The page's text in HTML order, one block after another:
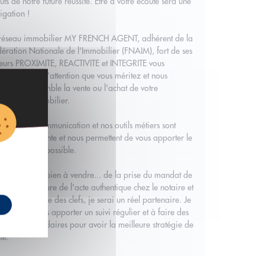
!
immobilier MY FRENCH AGENT, adhérent de la
Nationale de l'Immobilier (FNAIM), fort de ses
PROXIMITE, REACTIVITE et INTEGRITE vous
toute l'attention que vous méritez et nous
ensemble la vente ou l'achat de votre
immobilier.
outils de communication et nos outils métiers sont
à la pointe et nous permettent de vous apporter le
service possible.
vous avez un bien à vendre... de la prise du mandat de
à la signature de l'acte authentique chez le notaire et
fameuse remise des clefs, je serai un réel partenaire. Je
à vous apporter un suivi régulier et à faire des
hebdomadaires pour avoir la meilleure stratégie de